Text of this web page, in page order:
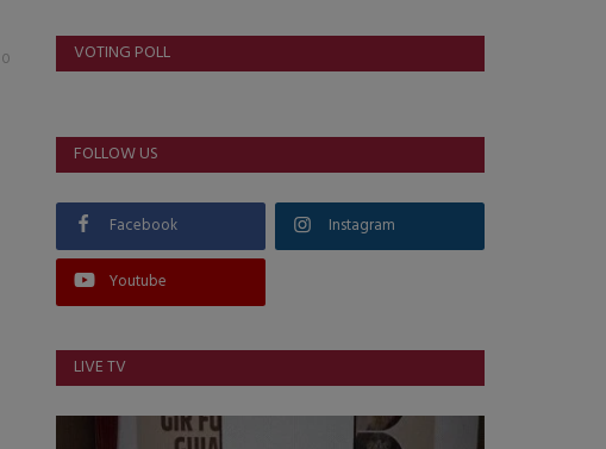
0 VOTING POLL
FOLLOW US
Facebook Instagram
Youtube
LIVE TV